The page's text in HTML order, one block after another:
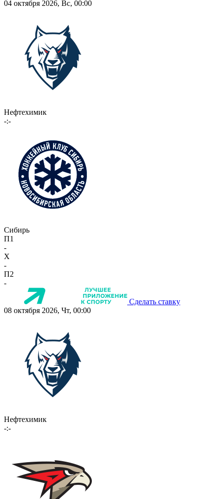
04 октября 2026, Вс, 00:00
Нефтехимик
-:-
Сибирь
П1
-
X
-
П2
-
Сделать ставку
08 октября 2026, Чт, 00:00
Нефтехимик
-:-